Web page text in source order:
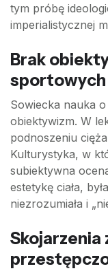
tym próbę
imperialistycznej
Brak
sportowych
Sowiecka nauka
obiektywizm. W
podnoszeniu
Kulturystyka, w
subiektywna
estetykę ciała,
niezrozumiała i
Skojarzenia